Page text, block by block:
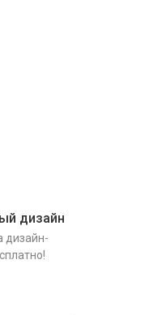
дизайн
дизайн-